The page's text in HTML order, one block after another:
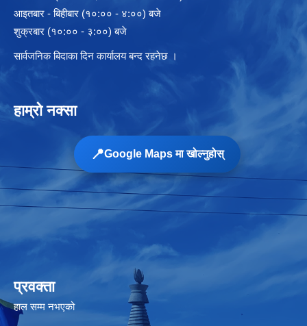
आइतबार - बिहीबार (१०:०० - ४:००) बजे
शुक्रबार (१०:०० - ३:००) बजे
सार्वजनिक बिदाका दिन कार्यालय बन्द रहनेछ ।
हाम्रो नक्सा
📍Google Maps मा खोल्नुहोस्
प्रवक्ता
हाल सम्म नभएको